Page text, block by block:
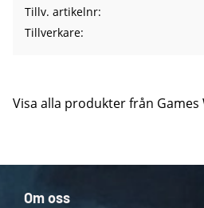
Tillv. artikelnr
Tillverkare
Visa alla produkter från Games
Om oss